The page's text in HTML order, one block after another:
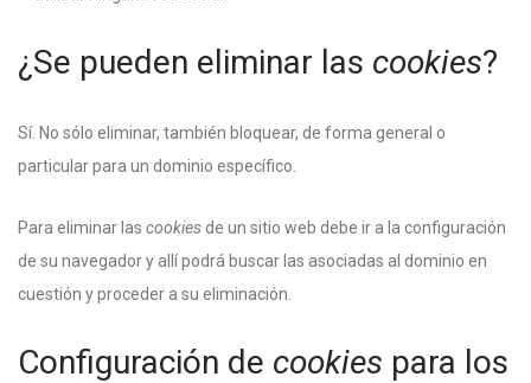
¿Se pueden eliminar las cookies?
Sí. No sólo eliminar, también bloquear, de forma general o
particular para un dominio específico.
Para eliminar las cookies de un sitio web debe ir a la configuración
de su navegador y allí podrá buscar las asociadas al dominio en
cuestión y proceder a su eliminación.
Configuración de cookies para los